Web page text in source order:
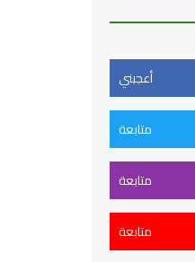
أعجبني
متابعة
متابعة
متابعة